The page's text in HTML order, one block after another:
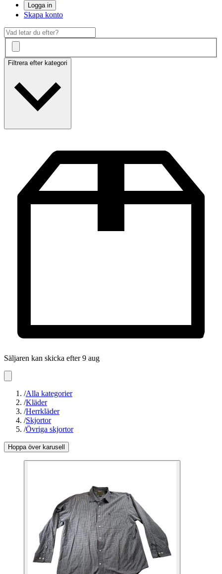
Logga in
Skapa konto
Filtrera efter kategori
Säljaren kan skicka efter 9 aug
/Alla kategorier
/Kläder
/Herrkläder
/Skjortor
/Övriga skjortor
Hoppa över karusell